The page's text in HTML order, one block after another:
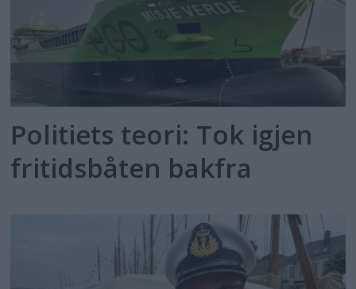
Politiets teori: Tok igjen
fritidsbåten bakfra